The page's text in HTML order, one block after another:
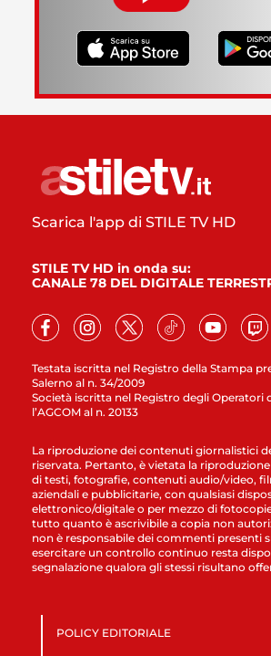
Testata iscritta nel Registro della Stampa
Salerno al n. 34/2009
Società iscritta nel Registro degli Operatori
l’AGCOM al n. 20133
Scarica l'app di STILE TV HD
STILE TV HD in onda su:
CANALE 78 DEL DIGITALE
La riproduzione dei contenuti giornalistici
riservata. Pertanto, è vietata la riproduzione
di testi, fotografie, contenuti audio/video,
aziendali e pubblicitarie, con qualsiasi
elettronico/digitale o per mezzo di
tutto quanto è ascrivibile a copia non
non è responsabile dei commenti presenti
esercitare un controllo continuo resta
segnalazione qualora gli stessi risultano
POLICY EDITORIALE